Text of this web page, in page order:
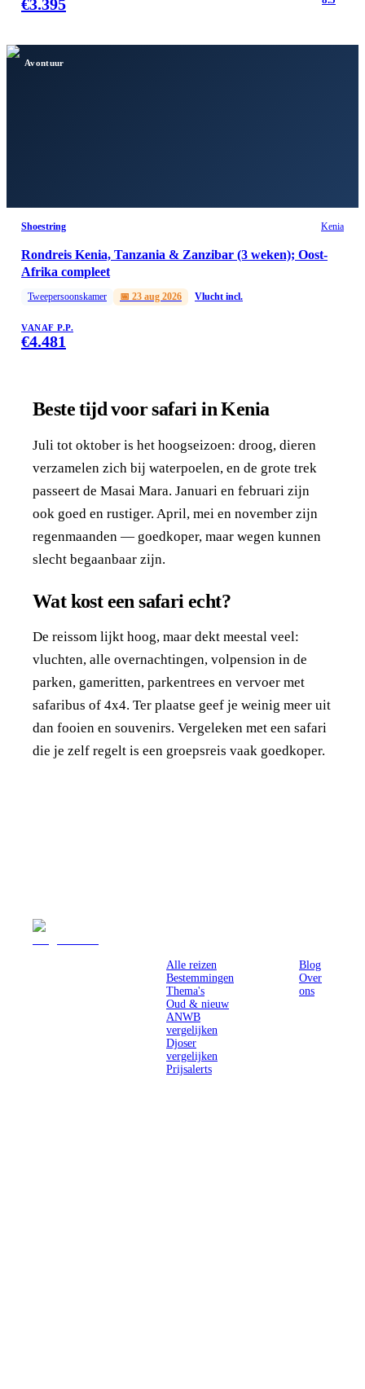
€3.395
Avontuur
Shoestring Kenia
Rondreis Kenia, Tanzania & Zanzibar (3 weken); Oost-
Afrika compleet
Tweepersoonskamer 📅 23 aug 2026 Vlucht incl.
VANAF P.P.
€4.481
Beste tijd voor safari in Kenia
Juli tot oktober is het hoogseizoen: droog, dieren
verzamelen zich bij waterpoelen, en de grote trek
passeert de Masai Mara. Januari en februari zijn
ook goed en rustiger. April, mei en november zijn
regenmaanden — goedkoper, maar wegen kunnen
slecht begaanbaar zijn.
Wat kost een safari echt?
De reissom lijkt hoog, maar dekt meestal veel:
vluchten, alle overnachtingen, volpension in de
parken, gameritten, parkentrees en vervoer met
safaribus of 4x4. Ter plaatse geef je weinig meer uit
dan fooien en souvenirs. Vergeleken met een safari
die je zelf regelt is een groepsreis vaak goedkoper.
Alle reizen
Bestemmingen
Thema's
Oud & nieuw
ANWB
vergelijken
Djoser
vergelijken
Prijsalerts
Blog
Over
ons